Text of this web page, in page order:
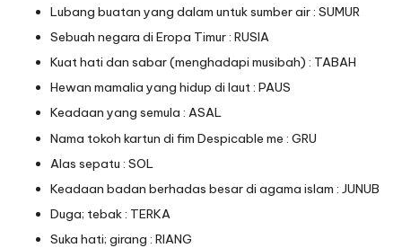
Lubang buatan yang dalam untuk sumber air : SUMUR
Sebuah negara di Eropa Timur : RUSIA
Kuat hati dan sabar (menghadapi musibah) : TABAH
Hewan mamalia yang hidup di laut : PAUS
Keadaan yang semula : ASAL
Nama tokoh kartun di fim Despicable me : GRU
Alas sepatu : SOL
Keadaan badan berhadas besar di agama islam : JUNUB
Duga; tebak : TERKA
Suka hati; girang : RIANG